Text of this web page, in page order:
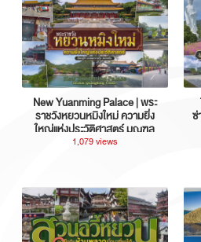
New Yuanming Palace | พระ
ราชวังหยวนหมิงใหม่ ความยิ่ง
ใหญ่แห่งประวัติศาสตร์ มณฑล
กวางตุ้ง ประเทศจีน
1,079 views
ซ่